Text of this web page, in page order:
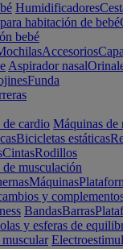
Humidificadores
habitación de bebé
bebé
Accesorios
Aspirador nasal
Funda
cardio Máquinas de
Bicicletas estáticas
CintasRodillos
musculación
Máquinas
y
BandasBarras
y esferas de